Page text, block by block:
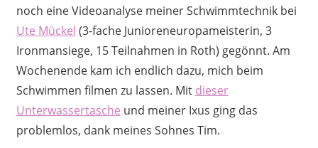
noch eine Videoanalyse meiner Schwimmtechnik bei
Ute Mückel (3-fache Junioreneuropameisterin, 3
Ironmansiege, 15 Teilnahmen in Roth) gegönnt. Am
Wochenende kam ich endlich dazu, mich beim
Schwimmen filmen zu lassen. Mit dieser
Unterwassertasche und meiner Ixus ging das
problemlos, dank meines Sohnes Tim.